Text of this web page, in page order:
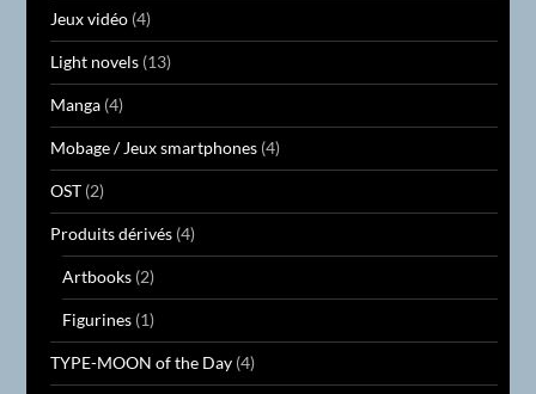
Jeux vidéo (4)
Light novels (13)
Manga (4)
Mobage / Jeux smartphones (4)
OST (2)
Produits dérivés (4)
Artbooks (2)
Figurines (1)
TYPE-MOON of the Day (4)